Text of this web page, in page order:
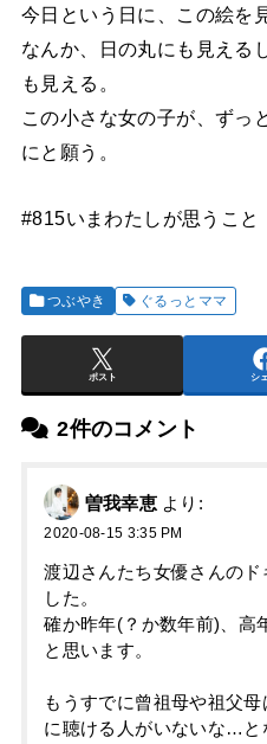
今日という日に、この絵を
なんか、日の丸にも見える
も見える。
この小さな女の子が、ずっ
にと願う。
#815いまわたしが思うこと
つぶやき ぐるっとママ
ポスト シ
2件のコメント
曽我幸恵 より:
2020-08-15 3:35 PM
渡辺さんたち女優さんの
した。
確か昨年(？か数年前)、高
と思います。
もうすでに曾祖母や祖父
に聴ける人がいないな…と